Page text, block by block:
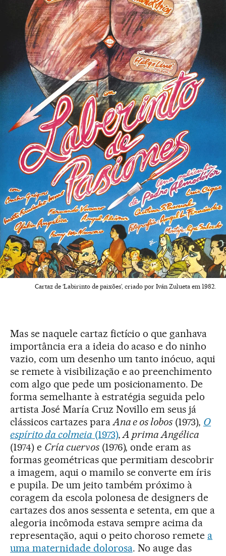
Cartaz de ‘Labirinto de paixões’, criado por Iván Zulueta em 1982.
Mas se naquele cartaz fictício o que ganhava
importância era a ideia do acaso e do ninho
vazio, com um desenho um tanto inócuo, aqui
se remete à visibilização e ao preenchimento
com algo que pede um posicionamento. De
forma semelhante à estratégia seguida pelo
artista José María Cruz Novillo em seus já
clássicos cartazes paraAna e os lobos (1973), O
espírito da colmeia (1973),A prima Angélica
(1974) e Cría cuervos(1976), onde eram as
formas geométricas que permitiam descobrir
a imagem, aqui o mamilo se converte em íris
e pupila. De um jeito também próximo à
coragem da escola polonesa de designers de
cartazes dos anos sessenta e setenta, em que a
alegoria incômoda estava sempre acima da
representação, aqui o peito choroso remete a
uma maternidade dolorosa. No auge das